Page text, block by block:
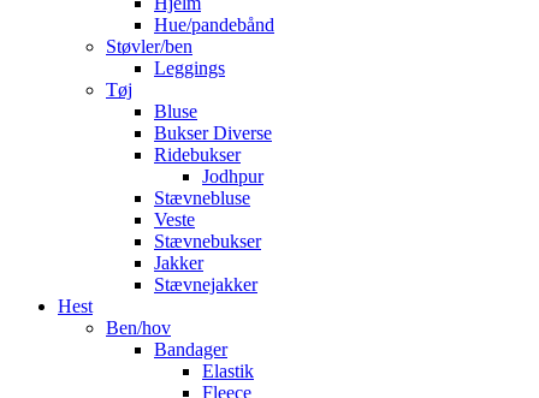
Hue/pandebånd
Støvler/ben
Leggings
Tøj
Bluse
Bukser Diverse
Ridebukser
Jodhpur
Stævnebluse
Veste
Stævnebukser
Jakker
Stævnejakker
Hest
Ben/hov
Bandager
Elastik
Fleece